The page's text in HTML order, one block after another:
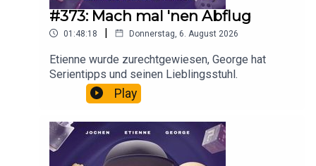
#373: Mach mal 'nen Abflug
01:48:18 | Donnerstag, 6. August 2026
Etienne wurde zurechtgewiesen, George hat
Serientipps und seinen Lieblingsstuhl.
Play